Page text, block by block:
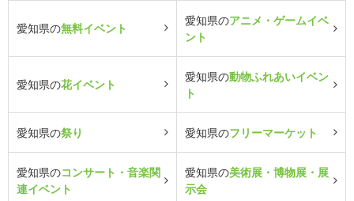
愛知県の無料イベント
愛知県のアニメ・ゲームイベ
ント
愛知県の花イベント
愛知県の動物ふれあいイベン
ト
愛知県の祭り 愛知県のフリーマーケット
愛知県のコンサート・音楽関
連イベント
愛知県の美術展・博物展・展
示会